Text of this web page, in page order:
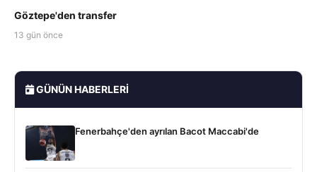
Göztepe'den transfer
13 gün önce
GÜNÜN HABERLERI
Fenerbahçe'den ayrılan Bacot Maccabi'de